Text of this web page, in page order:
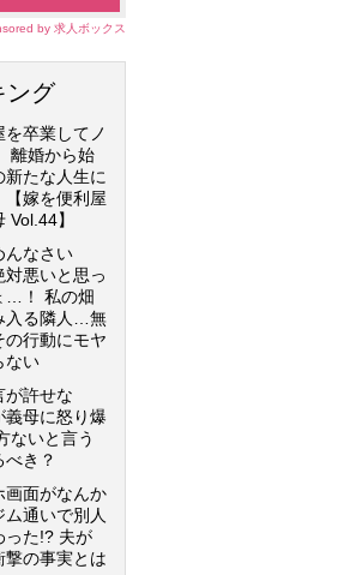
by 求人ボックス
ング
卒業してノ
離婚から始
新たな人生に
【嫁を便利屋
Vol.44】
んなさい
対悪いと思っ
…！ 私の畑
入る隣人…無
の行動にモヤ
ない
が許せな
母に怒り爆
ないと言う
べき？
画面がなんか
通いで別人
った!? 夫が
撃の事実とは